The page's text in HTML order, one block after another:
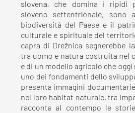
slovena, che domina i ripidi
sloveno settentrionale, sono
biodiversità del Paese e il
culturale e spirituale del
capra di Drežnica segnerebbe
tra uomo e natura costruita nel
e di un modello agricolo che
uno dei fondamenti dello
presenta immagini
nel loro habitat naturale, tra
racconta al contempo le